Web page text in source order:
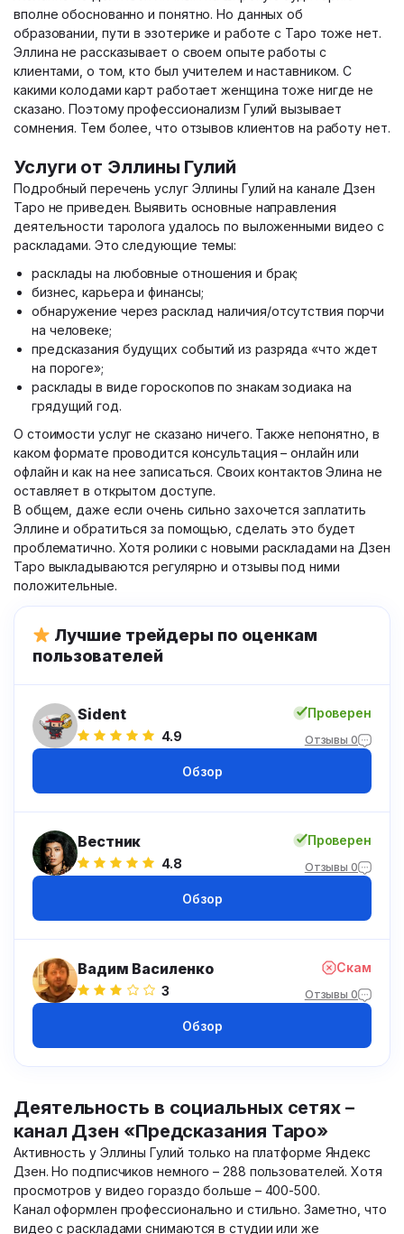
вполне обоснованно и понятно. Но данных об
образовании, пути в эзотерике и работе с Таро тоже нет.
Эллина не рассказывает о своем опыте работы с
клиентами, о том, кто был учителем и наставником. С
какими колодами карт работает женщина тоже нигде не
сказано. Поэтому профессионализм Гулий вызывает
сомнения. Тем более, что отзывов клиентов на работу нет.
Услуги от Эллины Гулий
Подробный перечень услуг Эллины Гулий на канале Дзен
Таро не приведен. Выявить основные направления
деятельности таролога удалось по выложенными видео с
раскладами. Это следующие темы:
расклады на любовные отношения и брак;
бизнес, карьера и финансы;
обнаружение через расклад наличия/отсутствия порчи
на человеке;
предсказания будущих событий из разряда «что ждет
на пороге»;
расклады в виде гороскопов по знакам зодиака на
грядущий год.
О стоимости услуг не сказано ничего. Также непонятно, в
каком формате проводится консультация – онлайн или
офлайн и как на нее записаться. Своих контактов Элина не
оставляет в открытом доступе.
В общем, даже если очень сильно захочется заплатить
Эллине и обратиться за помощью, сделать это будет
проблематично. Хотя ролики с новыми раскладами на Дзен
Таро выкладываются регулярно и отзывы под ними
положительные.
Лучшие трейдеры по оценкам
пользователей
Sident
4.9
Проверен
Отзывы 0
Обзор
Вестник
4.8
Проверен
Отзывы 0
Обзор
Вадим Василенко
3
Скам
Отзывы 0
Обзор
Деятельность в социальных сетях –
канал Дзен «Предсказания Таро»
Активность у Эллины Гулий только на платформе Яндекс
Дзен. Но подписчиков немного – 288 пользователей. Хотя
просмотров у видео гораздо больше – 400-500.
Канал оформлен профессионально и стильно. Заметно, что
видео с раскладами снимаются в студии или же